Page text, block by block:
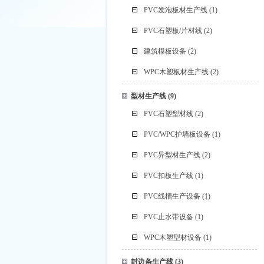
PVC发泡板材生产线 (1)
PVC石塑板/片材线 (2)
建筑模板设备 (2)
WPC木塑板材生产线 (2)
型材生产线(9)
PVC石塑型材线 (2)
PVC/WPC护墙板设备 (1)
PVC异型材生产线 (2)
PVC扣板生产线 (1)
PVC线槽生产设备 (1)
PVC止水带设备 (1)
WPC木塑型材设备 (1)
封边条生产线(3)